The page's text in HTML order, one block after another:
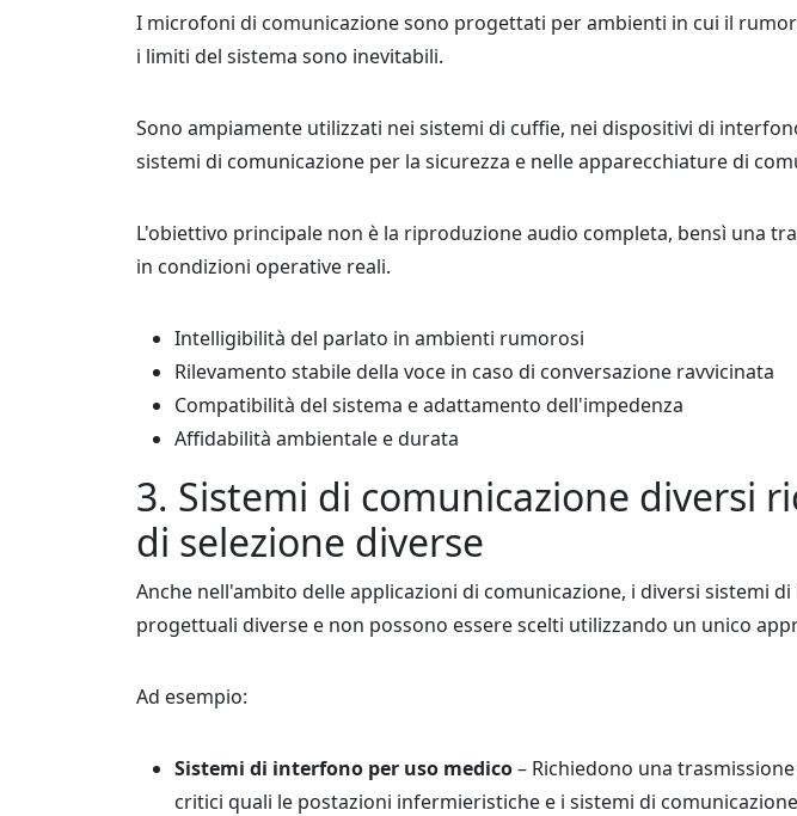
I microfoni di comunicazione sono progettati per ambienti in cui il
i limiti del sistema sono inevitabili.
Sono ampiamente utilizzati nei sistemi di cuffie, nei dispositivi di
sistemi di comunicazione per la sicurezza e nelle apparecchiature di
L'obiettivo principale non è la riproduzione audio completa, bensì una
in condizioni operative reali.
Intelligibilità del parlato in ambienti rumorosi
Rilevamento stabile della voce in caso di conversazione ravvicinata
Compatibilità del sistema e adattamento dell'impedenza
Affidabilità ambientale e durata
3. Sistemi di comunicazione diversi
di selezione diverse
Anche nell'ambito delle applicazioni di comunicazione, i diversi sistemi
progettuali diverse e non possono essere scelti utilizzando un unico
Ad esempio:
Sistemi di interfono per uso medico– Richiedono una
critici quali le postazioni infermieristiche e i sistemi di